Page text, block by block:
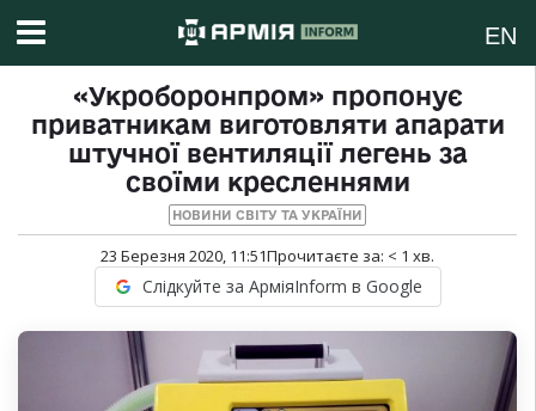
EN
«Укроборонпром» пропонує
приватникам виготовляти апарати
штучної вентиляції легень за
своїми кресленнями
НОВИНИ СВІТУ ТА УКРАЇНИ
23 Березня 2020, 11:51Прочитаєте за: < 1 хв.
Слідкуйте за АрміяInform в Google